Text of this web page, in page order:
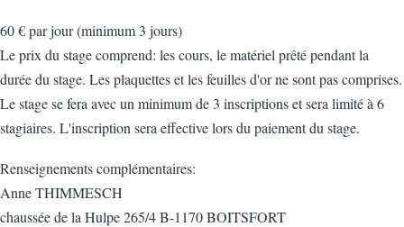
60 € par jour (minimum 3 jours)
Le prix du stage comprend: les cours, le matériel prêté pendant la
durée du stage. Les plaquettes et les feuilles d'or ne sont pas comprises.
Le stage se fera avec un minimum de 3 inscriptions et sera limité à 6
stagiaires. L'inscription sera effective lors du paiement du stage.
Renseignements complémentaires:
Anne THIMMESCH
chaussée de la Hulpe 265/4 B-1170 BOITSFORT